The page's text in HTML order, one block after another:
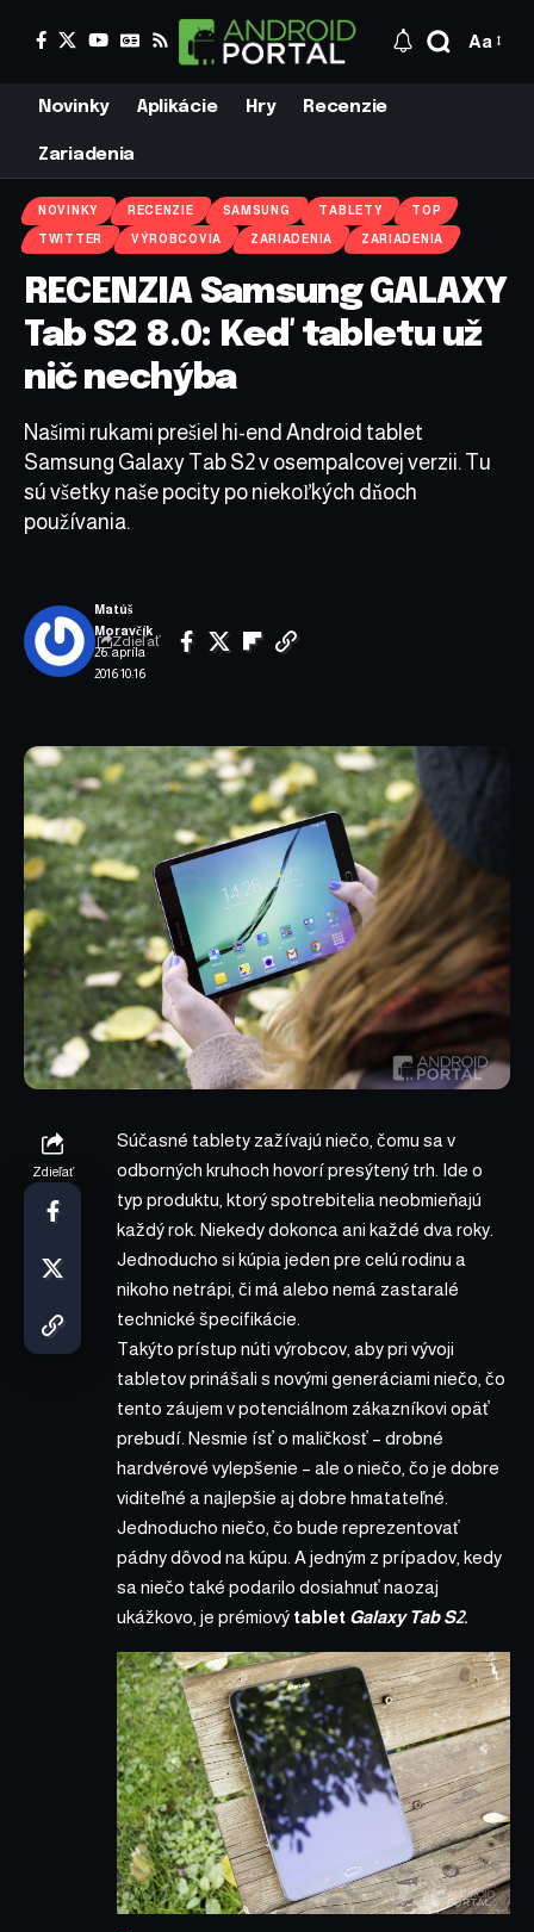
Aa
Novinky Aplikácie Hry Recenzie
Zariadenia
NOVINKY RECENZIE SAMSUNG TABLETY TOP
TWITTER VÝROBCOVIA ZARIADENIA ZARIADENIA
RECENZIA Samsung GALAXY
Tab S2 8.0: Keď tabletu už
nič nechýba
Našimi rukami prešiel hi-end Android tablet
Samsung Galaxy Tab S2 v osempalcovej verzii. Tu
sú všetky naše pocity po niekoľkých dňoch
používania.
26. apríla
2016 10:16
Matúš
Moravčík
Zdieľať
Zdieľať
Súčasné tablety zažívajú niečo, čomu sa v
odborných kruhoch hovorí presýtený trh. Ide o
typ produktu, ktorý spotrebitelia neobmieňajú
každý rok. Niekedy dokonca ani každé dva roky.
Jednoducho si kúpia jeden pre celú rodinu a
nikoho netrápi, či má alebo nemá zastaralé
technické špecifikácie.
Takýto prístup núti výrobcov, aby pri vývoji
tabletov prinášali s novými generáciami niečo, čo
tento záujem v potenciálnom zákazníkovi opäť
prebudí. Nesmie ísť o maličkosť – drobné
hardvérové vylepšenie – ale o niečo, čo je dobre
viditeľné a najlepšie aj dobre hmatateľné.
Jednoducho niečo, čo bude reprezentovať
pádny dôvod na kúpu. A jedným z prípadov, kedy
sa niečo také podarilo dosiahnuť naozaj
ukážkovo, je prémiový tablet Galaxy Tab S2.